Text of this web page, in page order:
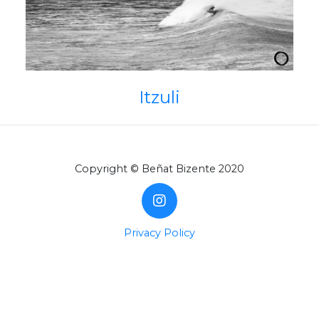
Itzuli
Copyright © Beñat Bizente 2020
Privacy Policy